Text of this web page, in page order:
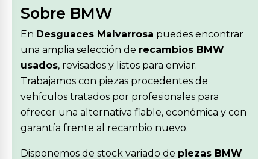
Sobre BMW
En Desguaces Malvarrosa puedes encontrar
una amplia selección de recambios BMW
usados, revisados y listos para enviar.
Trabajamos con piezas procedentes de
vehículos tratados por profesionales para
ofrecer una alternativa fiable, económica y con
garantía frente al recambio nuevo.
Disponemos de stock variado de piezas BMW